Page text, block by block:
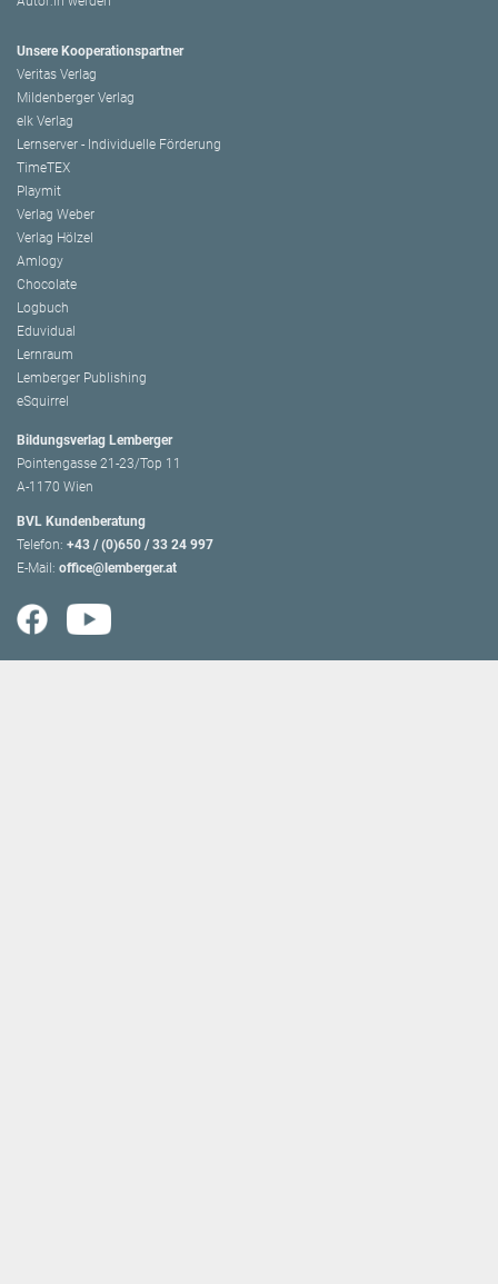
Unsere Kooperationspartner
Veritas Verlag
Mildenberger Verlag
elk Verlag
Lernserver - Individuelle Förderung
TimeTEX
Playmit
Verlag Weber
Verlag Hölzel
Amlogy
Chocolate
Logbuch
Eduvidual
Lernraum
Lemberger Publishing
eSquirrel
Bildungsverlag Lemberger
Pointengasse 21-23/Top 11
A-1170 Wien
BVL Kundenberatung
Telefon: +43 / (0)650 / 33 24 997
E-Mail: office@lemberger.at